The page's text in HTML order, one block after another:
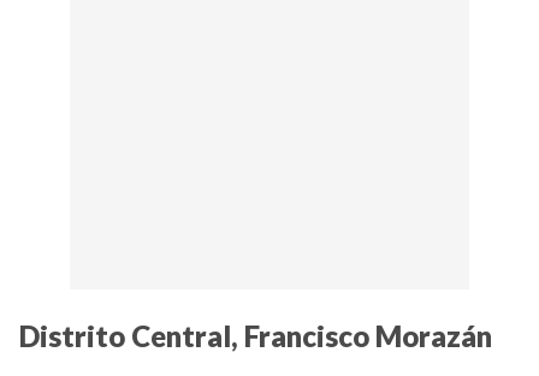
Distrito Central, Francisco Morazán